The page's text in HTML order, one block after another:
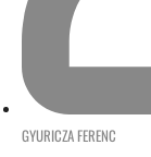
GYURICZA FERENC